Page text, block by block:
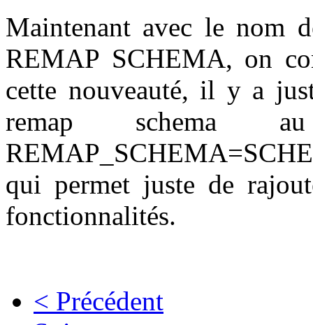
Maintenant avec le nom
REMAP SCHEMA, on
cette nouveauté, il y a
remap schema
qui permet juste de
fonctionnalités.
< Précédent